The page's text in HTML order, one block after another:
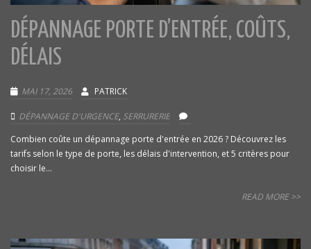
DÉPANNAGE PORTE D’ENTRÉE, COÛTS,
DÉLAIS
MAI 17, 2026 PATRICK
DÉPANNAGE D'URGENCE, SERRURERIE
Combien coûte un dépannage porte d'entrée en 2026 ? Découvrez les
tarifs selon le type de porte, les délais d'intervention, et 5 critères pour
choisir le...
READ MORE >>